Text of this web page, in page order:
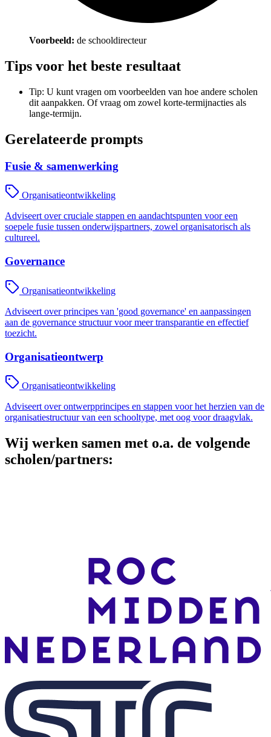
Voorbeeld: de schooldirecteur
Tips voor het beste resultaat
Tip: U kunt vragen om voorbeelden van hoe andere scholen
dit aanpakken. Of vraag om zowel korte-termijnacties als
lange-termijn.
Gerelateerde prompts
Fusie & samenwerking
Organisatieontwikkeling
Adviseert over cruciale stappen en aandachtspunten voor een
soepele fusie tussen onderwijspartners, zowel organisatorisch als
cultureel.
Governance
Organisatieontwikkeling
Adviseert over principes van 'good governance' en aanpassingen
aan de governance structuur voor meer transparantie en effectief
toezicht.
Organisatieontwerp
Organisatieontwikkeling
Adviseert over ontwerpprincipes en stappen voor het herzien van de
organisatiestructuur van een schooltype, met oog voor draagvlak.
Wij werken samen met o.a. de volgende
scholen/partners: